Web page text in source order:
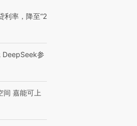
私7万
含3种
视线｜被称为“蟑螂”的印
度Z世代 用街头抗争将教
利率，降至“2
DeepSeek参
间 嘉能可上